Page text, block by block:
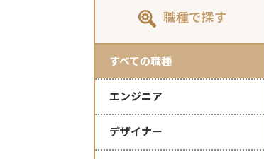
職種で探す
すべての職種
エンジニア
デザイナー